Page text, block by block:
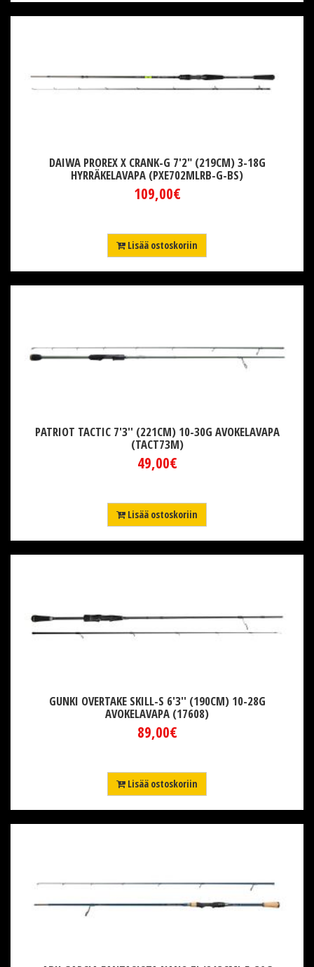
DAIWA PROREX X CRANK-G 7'2" (219CM) 3-18G
HYRRÄKELAVAPA (PXE702MLRB-G-BS)
109,00€
Lisää ostoskoriin
PATRIOT TACTIC 7'3'' (221CM) 10-30G AVOKELAVAPA
(TACT73M)
49,00€
Lisää ostoskoriin
GUNKI OVERTAKE SKILL-S 6'3'' (190CM) 10-28G
AVOKELAVAPA (17608)
89,00€
Lisää ostoskoriin